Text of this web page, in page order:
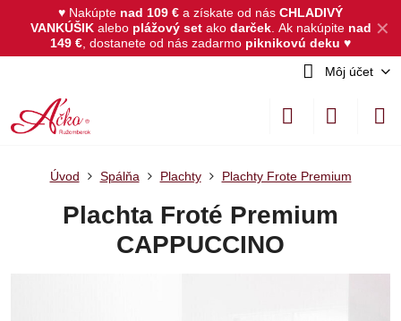
✕
♥ Nakúpte nad 109 € a získate od nás CHLADIVÝ
VANKÚŠIKalebo plážový set akodarček. Ak nakúpite nad
149 € , dostanete od nás zadarmo piknikovú deku ♥
Môj účet
Úvod Spálňa Plachty Plachty Frote Premium
Plachta Froté Premium
CAPPUCCINO